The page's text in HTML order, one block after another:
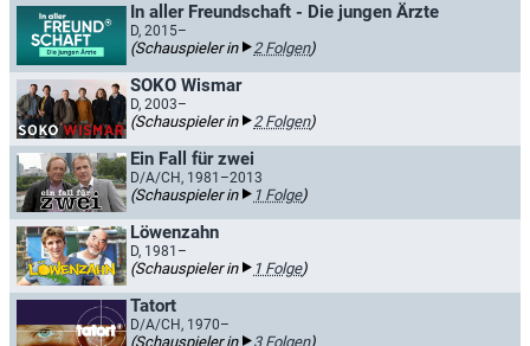
In aller Freundschaft - Die jungen Ärzte
D, 2015–
(Schauspieler in 2 Folgen)
SOKO Wismar
D, 2003–
(Schauspieler in 2 Folgen)
Ein Fall für zwei
D/A/CH, 1981–2013
(Schauspieler in 1 Folge)
Löwenzahn
D, 1981–
(Schauspieler in 1 Folge)
Tatort
D/A/CH, 1970–
(Schauspieler in 3 Folgen)